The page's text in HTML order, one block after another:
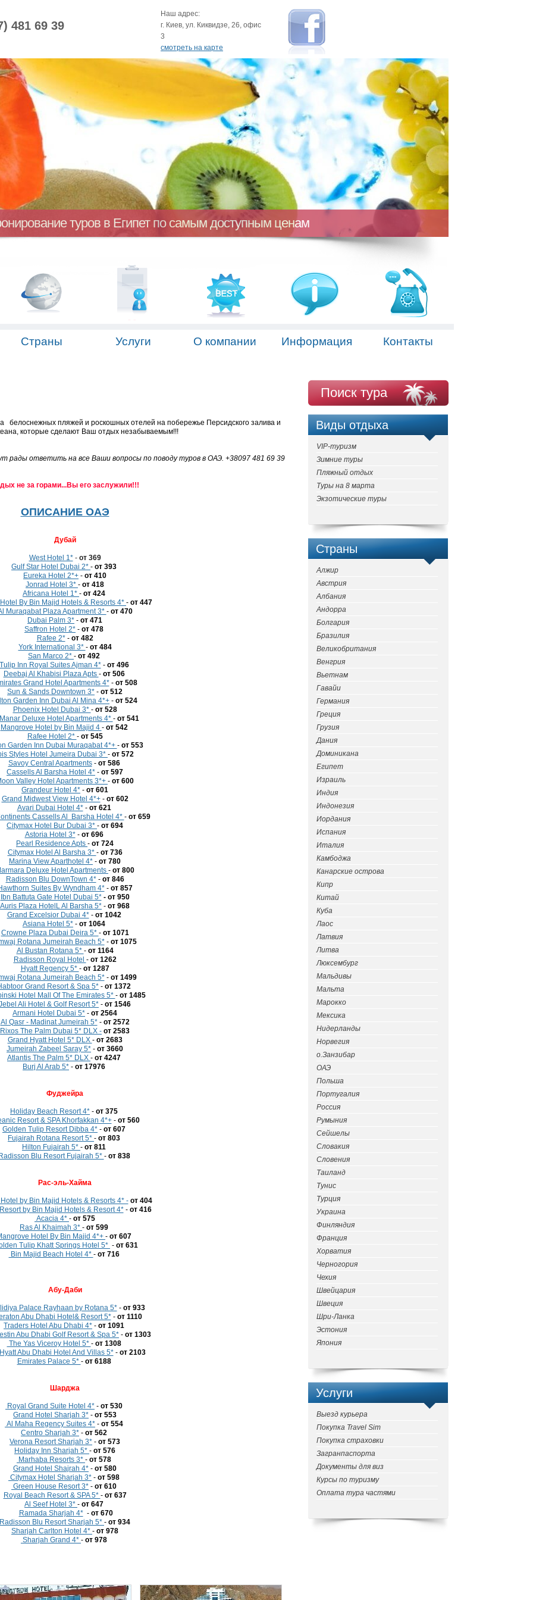
481 69 39
Наш адрес:
г. Киев, ул. Киквидзе, 26, офис
3
смотреть на карте
туров в Египет по самым доступным ценам
Страны Услуги О компании Информация Контакты
белоснежных пляжей и роскошных отелей на побережье Персидского залива и
которые сделают Ваш отдых незабываемым!!!
рады ответить на все Ваши вопросы по поводу туров в ОАЭ. +38097 481 69 39
не за горами...Вы его заслужили!!!
ОПИСАНИЕ ОАЭ
Дубай
West Hotel 1*- от 369
Gulf Star Hotel Dubai 2* - от 393
Eureka Hotel 2*+ - от 410
Jonrad Hotel 3* - от 418
Africana Hotel 1* - от 424
By Bin Majid Hotels & Resorts 4* - от 447
Muraqabat Plaza Apartment 3* - от 470
Dubai Palm 3* - от 471
Saffron Hotel 2* - от 478
Rafee 2*- от 482
York International 3* - от 484
San Marco 2* - от 492
Tulip Inn Royal Suites Ajman 4*- от 496
Deebaj Al Khabisi Plaza Apts -от 506
Grand Hotel Apartments 4*- от 508
Sun & Sands Downtown 3* - от 512
Garden Inn Dubai Al Mina 4*+ - от 524
Phoenix Hotel Dubai 3* - от 528
Deluxe Hotel Apartments 4* - от 541
Mangrove Hotel by Bin Majid 4 -от 542
Rafee Hotel 2* - от 545
Garden Inn Dubai Muraqabat 4*+ - от 553
Styles Hotel Jumeira Dubai 3* - от 572
Savoy Central Apartments-от 586
Cassells Al Barsha Hotel 4* - от 597
Valley Hotel Apartments 3*+ - от 600
Grandeur Hotel 4* - от 601
Grand Midwest View Hotel 4*+-от 602
Avari Dubai Hotel 4*-от 621
Cassells Al Barsha Hotel 4* - от 659
Citymax Hotel Bur Dubai 3* - от 694
Astoria Hotel 3*- от 696
Pearl Residence Apts - от 724
Citymax Hotel Al Barsha 3* - от 736
Marina View Aparthotel 4* - от 780
Deluxe Hotel Apartments - от 800
Radisson Blu DownTown 4*- от 846
Suites By Wyndham 4*- от 857
Ibn Battuta Gate Hotel Dubai 5* - от 950
Auris Plaza HotelL Al Barsha 5* - от 968
Grand Excelsior Dubai 4*- от 1042
Asiana Hotel 5* - от 1064
Crowne Plaza Dubai Deira 5* - от 1071
Rotana Jumeirah Beach 5*- от 1075
Al Bustan Rotana 5* - от 1164
Radisson Royal Hotel - от 1262
Hyatt Regency 5* - от 1287
Rotana Jumeirah Beach 5*- от 1499
Grand Resort & Spa 5* - от 1372
Hotel Mall Of The Emirates 5* - от 1485
Ali Hotel & Golf Resort 5* - от 1546
Armani Hotel Dubai 5* - от 2564
Al Qasr - Madinat Jumeirah 5*- от 2572
Rixos The Palm Dubai 5* DLX - от 2583
Grand Hyatt Hotel 5* DLX - от 2683
Jumeirah Zabeel Saray 5* - от 3660
Atlantis The Palm 5* DLX - от 4247
Burj Al Arab 5* - от 17976
Фуджейра
Holiday Beach Resort 4* - от 375
Resort & SPA Khorfakkan 4*+- от 560
Golden Tulip Resort Dibba 4* - от 607
Fujairah Rotana Resort 5* - от 803
Hilton Fujairah 5* - от 811
Radisson Blu Resort Fujairah 5* -от 838
Рас-эль-Хайма
by Bin Majid Hotels & Resorts 4* - от 404
by Bin Majid Hotels & Resort 4*- от 416
Acacia 4* - от 575
Ras Al Khaimah 3* - от 599
Hotel By Bin Majid 4*+ - от 607
Tulip Khatt Springs Hotel 5* - от 631
Bin Majid Beach Hotel 4* - от 716
Абу-Даби
Palace Rayhaan by Rotana 5*- от 933
Abu Dhabi Hotel& Resort 5*- от 1110
Traders Hotel Abu Dhabi 4* - от 1091
Abu Dhabi Golf Resort & Spa 5* - от 1303
The Yas Viceroy Hotel 5* - от 1308
Abu Dhabi Hotel And Villas 5*- от 2103
Emirates Palace 5* -от 6188
Шарджа
Royal Grand Suite Hotel 4* - от 530
Grand Hotel Sharjah 3* - от 553
Al Maha Regency Suites 4* - от 554
Centro Sharjah 3* - от 562
Verona Resort Sharjah 3* - от 573
Holiday Inn Sharjah 5* - от 576
Marhaba Resorts 3* - от 578
Grand Hotel Shajrah 4* - от 580
Citymax Hotel Sharjah 3* - от 598
Green House Resort 3* - от 610
Royal Beach Resort & SPA 5* - от 637
Al Seef Hotel 3* - от 647
Ramada Sharjah 4*- от 670
Radisson Blu Resort Sharjah 5* - от 934
Sharjah Carlton Hotel 4* - от 978
Sharjah Grand 4* - от 978
Поиск тура
Виды отдыха
VIP-туризм
Зимние туры
Пляжный отдых
Туры на 8 марта
Экзотические туры
Страны
Алжир
Австрия
Албания
Андорра
Болгария
Бразилия
Великобритания
Венгрия
Вьетнам
Гавайи
Германия
Греция
Грузия
Дания
Доминикана
Египет
Израиль
Индия
Индонезия
Иордания
Испания
Италия
Камбоджа
Канарские острова
Кипр
Китай
Куба
Лаос
Латвия
Литва
Люксембург
Мальдивы
Мальта
Марокко
Мексика
Нидерланды
Норвегия
о.Занзибар
ОАЭ
Польша
Португалия
Россия
Румыния
Сейшелы
Словакия
Словения
Таиланд
Тунис
Турция
Украина
Финляндия
Франция
Хорватия
Черногория
Чехия
Швейцария
Швеция
Шри-Ланка
Эстония
Япония
Услуги
Выезд курьера
Покупка Travel Sim
Покупка страховки
Загранпаспорта
Документы для виз
Курсы по туризму
Оплата тура частями